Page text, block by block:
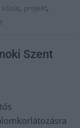
, projekt,
Szent